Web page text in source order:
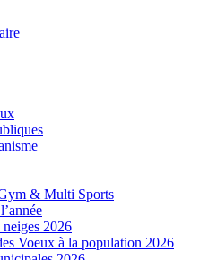
& Multi Sports
neiges 2026
Voeux à la population 2026